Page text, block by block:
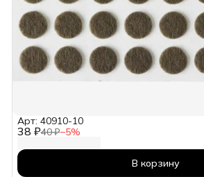
38 ₽40 ₽−5%
Арт: 40910-10
В корзину